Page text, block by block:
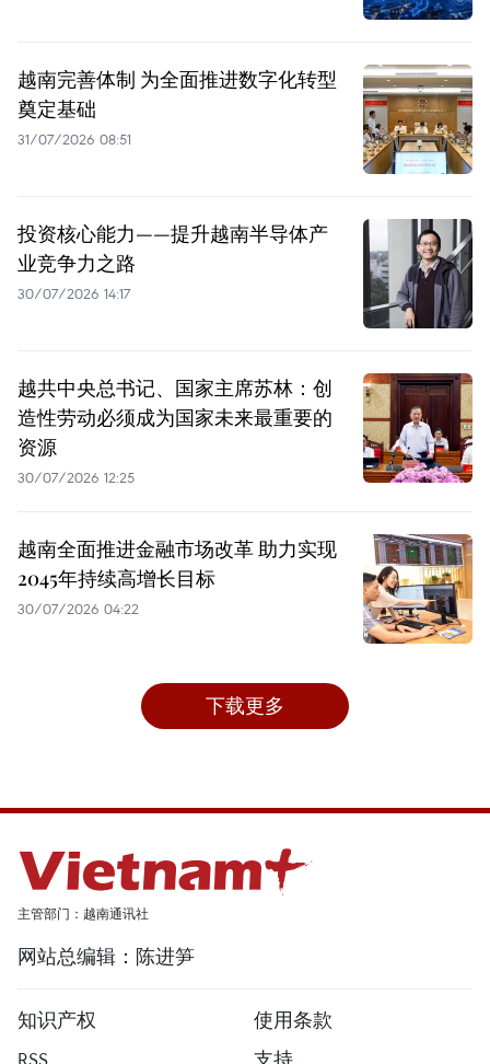
越南完善体制 为全面推进数字化转型
奠定基础
31/07/2026 08:51
投资核心能力——提升越南半导体产
业竞争力之路
30/07/2026 14:17
越共中央总书记、国家主席苏林：创
造性劳动必须成为国家未来最重要的
资源
30/07/2026 12:25
越南全面推进金融市场改革 助力实现
2045年持续高增长目标
30/07/2026 04:22
下载更多
主管部门：越南通讯社
网站总编辑：陈进笋
知识产权
使用条款